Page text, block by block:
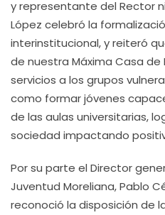
y representante del Rector
López celebró la
interinstitucional, y reiteró
de nuestra Máxima Casa de
servicios a los grupos
como formar jóvenes
de las aulas universitarias,
sociedad impactando
Por su parte el Director
Juventud Moreliana, Pablo
reconoció la disposición de